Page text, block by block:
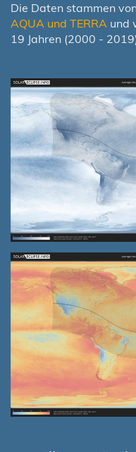
Die Daten stammen
AQUA und TERRA und
19 Jahren (2000 -